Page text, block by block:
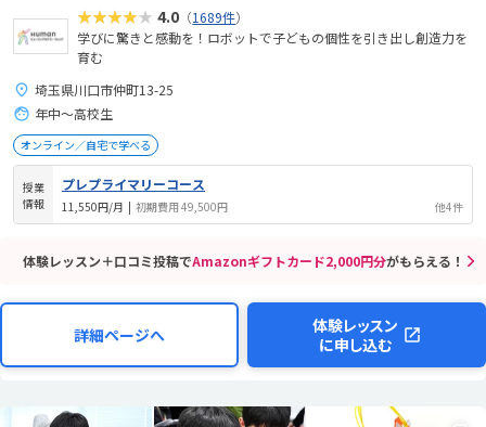
★★★★★ 4.0 （1689件）
学びに驚きと感動を！ロボットで子どもの個性を引き出し創造力を
育む
埼玉県川口市仲町13-25
年中～高校生
オンライン／自宅で学べる
授業
情報
プレプライマリーコース
11,550円/月 | 初期費用 49,500円 他4件
体験レッスン＋口コミ投稿でAmazonギフトカード2,000円分がもらえる！
詳細ページへ
体験レッスン
に申し込む